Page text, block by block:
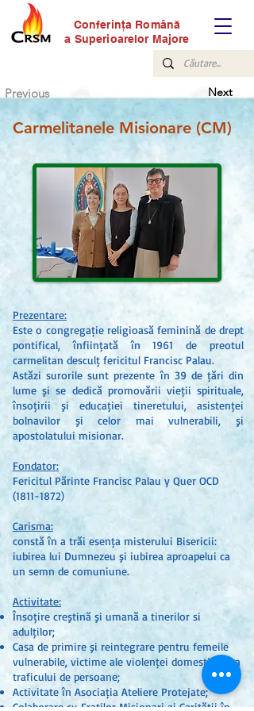
Conferinţa Română
a Superioarelor Majore
Previous Next
Carmelitanele Misionare (CM)
Prezentare:
Este o congregație religioasă feminină de drept
pontifical, înființată în 1961 de preotul
carmelitan desculț fericitul Francisc Palau.
Astăzi surorile sunt prezente în 39 de țări din
lume şi se dedică promovării vieții spirituale,
însoțirii şi educației tineretului, asistenței
bolnavilor şi celor mai vulnerabili, şi
apostolatului misionar.
Fondator:
Fericitul Părinte Francisc Palau y Quer OCD
(1811-1872)
Carisma:
constă în a trăi esența misterului Bisericii:
iubirea lui Dumnezeu şi iubirea aproapelui ca
un semn de comuniune.
Activitate:
Însoțire creştină şi umană a tinerilor și
adulților;
Casa de primire şi reintegrare pentru femeile
vulnerabile, victime ale violenței domestice şi a
traficului de persoane;
Activitate în Asociația Ateliere Protejate;
Colaborare cu Fraților Misionari ai Carităţii în